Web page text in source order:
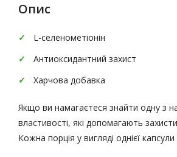
Опис
L-селенометіонін
Антиоксидантний захист
Харчова добавка
Якщо ви намагаєтеся знайти одну з
властивості, які допомагають
Кожна порція у вигляді однієї